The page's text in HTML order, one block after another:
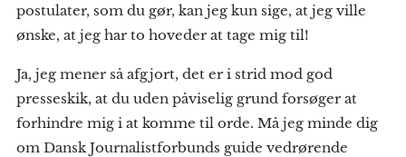
postulater, som du gør, kan jeg kun sige, at jeg ville
ønske, at jeg har to hoveder at tage mig til!
Ja, jeg mener så afgjort, det er i strid mod god
presseskik, at du uden påviselig grund forsøger at
forhindre mig i at komme til orde. Må jeg minde dig
om Dansk Journalistforbunds guide vedrørende